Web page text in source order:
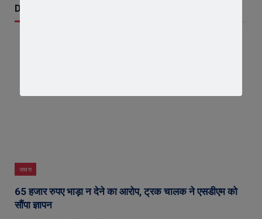
Don't Miss
जावरा
65 हजार रुपए भाड़ा न देने का आरोप, ट्रक चालक ने एसडीएम को
सौंपा ज्ञापन